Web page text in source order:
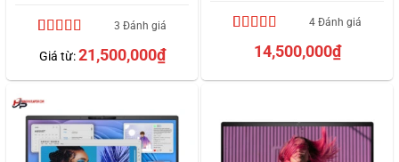
trên 5
dựa trên
3 Đánh giá
Giá từ:21,500,000₫
5.00trên 5
dựa trên
4 Đánh giá
14,500,000₫